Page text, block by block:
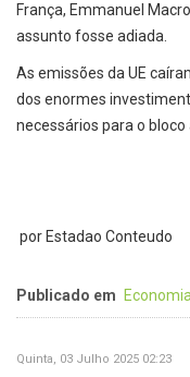
França, Emmanuel
assunto fosse adiada.
As emissões da UE
dos enormes
necessários para o bloco
por Estadao Conteudo
Publicado em Economia
Quinta, 03 Julho 2025 02:23